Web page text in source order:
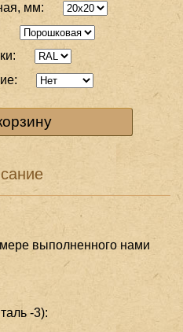
мм:
выполненного нами
-3):